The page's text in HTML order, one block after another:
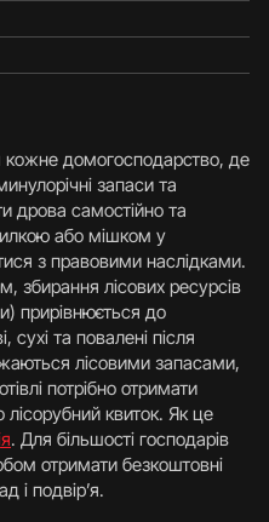
домогосподарство, де
запаси та
дрова самостійно та
або мішком у
з правовими наслідками.
збирання лісових ресурсів
прирівнюється до
сухі та повалені після
лісовими запасами,
потрібно отримати
лісорубний квиток. Як це
. Для більшості господарів
отримати безкоштовні
і подвір’я.